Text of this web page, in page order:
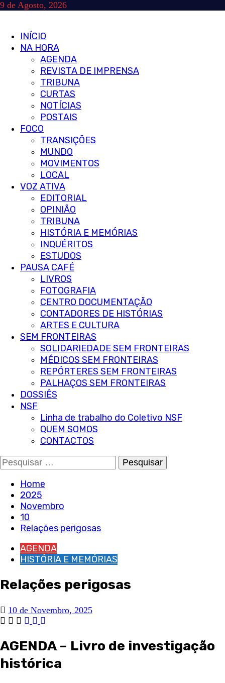
Skip
9 de Agosto, 2026
Primary
Menu
INÍCIO
NA HORA
AGENDA
REVISTA DE IMPRENSA
TRIBUNA
CURTAS
NOTÍCIAS
POSTAIS
FOCO
TRANSIÇÕES
MUNDO
MOVIMENTOS
LOCAL
VOZ ATIVA
EDITORIAL
OPINIÃO
TRIBUNA
HISTÓRIA E MEMÓRIAS
INQUÉRITOS
ESTUDOS
PAUSA CAFÉ
LIVROS
FOTOGRAFIA
CENTRO DOCUMENTAÇÃO
CONTADORES DE HISTÓRIAS
ARTES E CULTURA
SEM FRONTEIRAS
SOLIDARIEDADE SEM FRONTEIRAS
MÉDICOS SEM FRONTEIRAS
REPÓRTERES SEM FRONTEIRAS
PALHAÇOS SEM FRONTEIRAS
DOSSIÊS
NSF
Linha de trabalho do Coletivo NSF
QUEM SOMOS
CONTACTOS
Pesquisar
por:
Home
2025
Novembro
10
Relações perigosas
AGENDA
HISTÓRIA E MEMÓRIAS
Relações perigosas
10 de Novembro, 2025
AGENDA – Livro de investigação
histórica